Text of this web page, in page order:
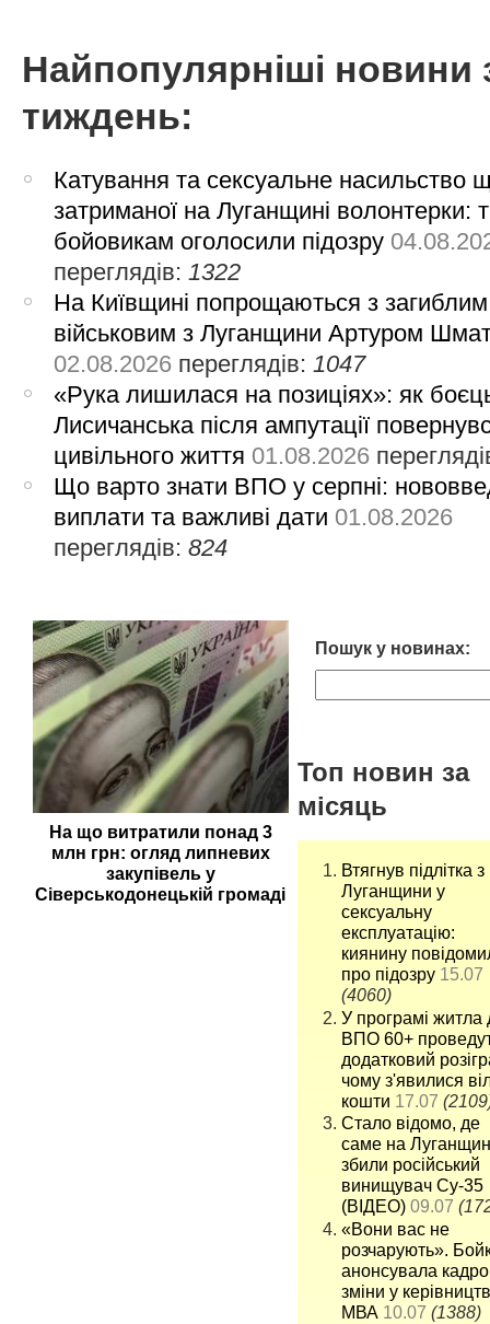
Найпопулярніші новини
тиждень:
Катування та сексуальне насильство
затриманої на Луганщині волонтерки:
бойовикам оголосили підозру
переглядів: 1322
На Київщині попрощаються з загиблим
військовим з Луганщини Артуром
02.08.2026 переглядів: 1047
«Рука лишилася на позиціях»: як
Лисичанська після ампутації
цивільного життя 01.08.2026
Що варто знати ВПО у серпні:
виплати та важливі дати 01.08.2026
переглядів:824
На що витратили понад 3
млн грн: огляд липневих
закупівель у
Сіверськодонецькій громаді
Пошук у новинах:
Топ новин за
місяць
Втягнув підлітка з
Луганщини у
сексуальну
експлуатацію:
киянину
про підозру 15.07
(4060)
У програмі житла
ВПО 60+
додатковий
чому з'явилися
кошти 17.07
Стало відомо, де
саме на
збили російський
винищувач Су-35
(ВІДЕО) 09.07
«Вони вас не
розчарують».
анонсувала
зміни у
МВА 10.07 (1388)